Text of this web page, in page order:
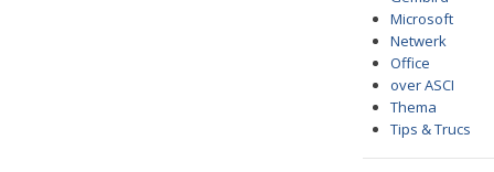
Microsoft
Netwerk
Office
over ASCI
Thema
Tips & Trucs